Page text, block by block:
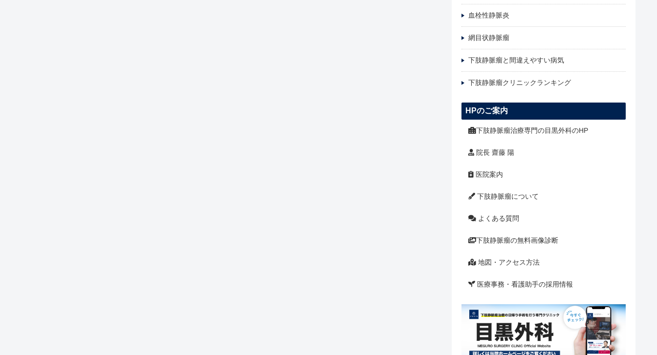
血栓性静脈炎
網目状静脈瘤
下肢静脈瘤と間違えやすい病気
下肢静脈瘤クリニックランキング
HPのご案内
下肢静脈瘤治療専門の目黒外科のHP
院長 齋藤 陽
医院案内
下肢静脈瘤について
よくある質問
下肢静脈瘤の無料画像診断
地図・アクセス方法
医療事務・看護助手の採用情報